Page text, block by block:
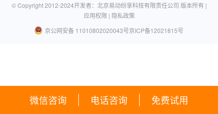
微信咨询 电话咨询 免费试用
© Copyright 2012-2024开发者：北京易动纷享科技有限责任公司 版本所有 |
应用权限 | 隐私政策
京公网安备 11010802020043号京ICP备12021815号